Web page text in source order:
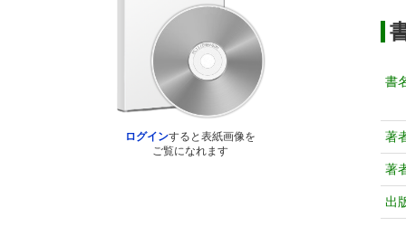
ログインすると表紙画像を
ご覧になれます
書
著
著
出